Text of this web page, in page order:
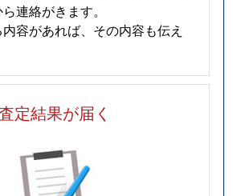
連絡がきます。
容があれば、その内容も伝え
定結果が届く